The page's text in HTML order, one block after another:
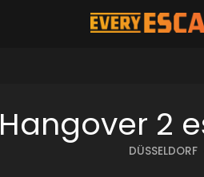
Hangover 2
DÜSSELDORF